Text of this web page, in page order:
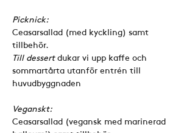
Picknick:
Ceasarsallad (med kyckling) samt
tillbehör.
Till dessert dukar vi upp kaffe och
sommartårta utanför entrén till
huvudbyggnaden
Veganskt:
Ceasarsallad (vegansk med marinerad